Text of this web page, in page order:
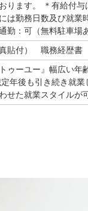
ります。 ＊有給付与
は勤務日数及び就業
勤：可（無料駐車場
貼付） 職務経歴書
トゥーユー』幅広い年
年後も引き続き就
せた就業スタイルが